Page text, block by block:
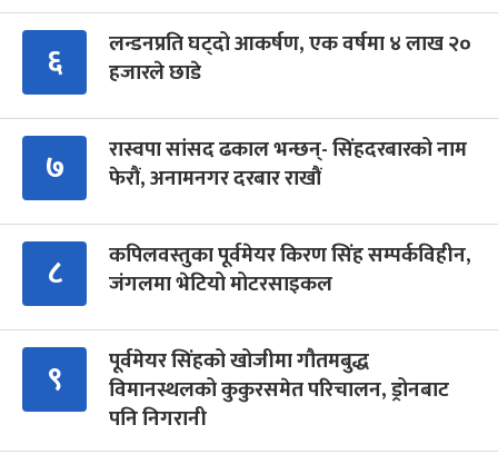
६
लन्डनप्रति घट्दो आकर्षण, एक वर्षमा ४ लाख २०
हजारले छाडे
७
रास्वपा सांसद ढकाल भन्छन्- सिंहदरबारको नाम
फेरौं, अनामनगर दरबार राखौं
८
कपिलवस्तुका पूर्वमेयर किरण सिंह सम्पर्कविहीन,
जंगलमा भेटियो मोटरसाइकल
९
पूर्वमेयर सिंहको खोजीमा गौतमबुद्ध
विमानस्थलको कुकुरसमेत परिचालन, ड्रोनबाट
पनि निगरानी